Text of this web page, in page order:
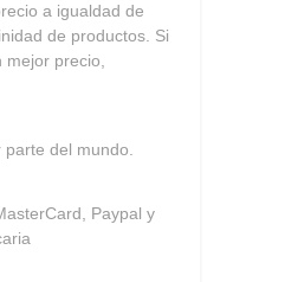
a igualdad de
de productos. Si
precio,
del mundo.
Paypal y